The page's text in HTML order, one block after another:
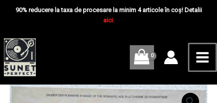
90% reducere la taxa de procesare la minim 4 articole în coș! Detalii
aici.
Cantitate
Schubert,
Disc